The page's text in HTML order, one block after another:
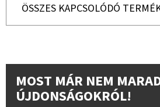
ÖSSZES KAPCSOLÓDÓ
MOST MÁR NEM
ÚJDONSÁGOKRÓL!